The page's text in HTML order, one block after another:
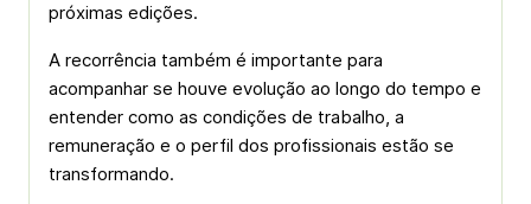
próximas edições.
A recorrência também é importante para
acompanhar se houve evolução ao longo do tempo e
entender como as condições de trabalho, a
remuneração e o perfil dos profissionais estão se
transformando.